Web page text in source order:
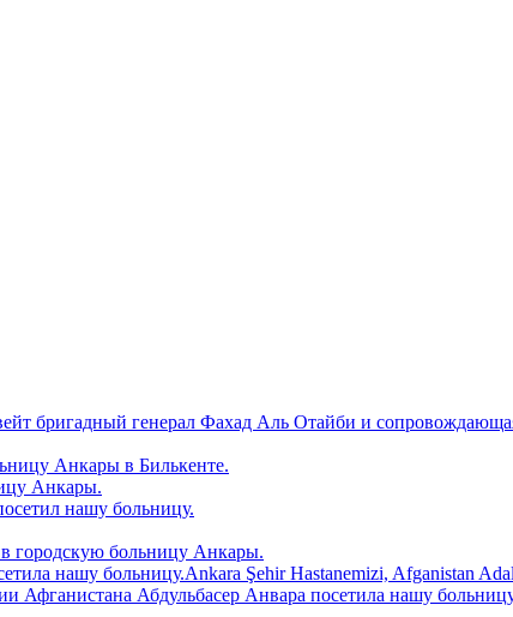
бригадный генерал Фахад Аль Отайби и
Aнкары в Билькенте.
Анкары.
нашу больницу.
в городскую больницу Анкары.
нашу больницу.Ankara Şehir Hastanemizi, Afganistan
Афганистана Абдульбасер Анвара посетила нашу